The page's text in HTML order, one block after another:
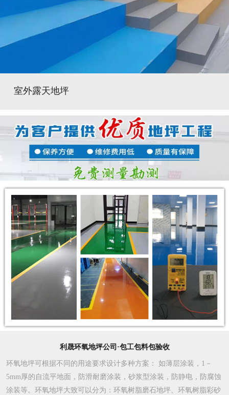
室外露天地坪
利晟环氧地坪公司·包工包料包验收
环氧地坪可根据不同的用途要求设计多种方案 ： 如薄层涂装，1－
5mm厚的自流平地面，防滑耐磨涂装，砂浆型涂装，防静电，防腐蚀
涂装等。环氧地坪大致可以分为：环氧树脂磨石地坪、环氧树脂彩砂